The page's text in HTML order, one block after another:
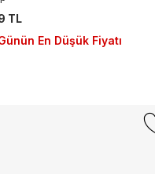
TL
En Düşük Fiyatı